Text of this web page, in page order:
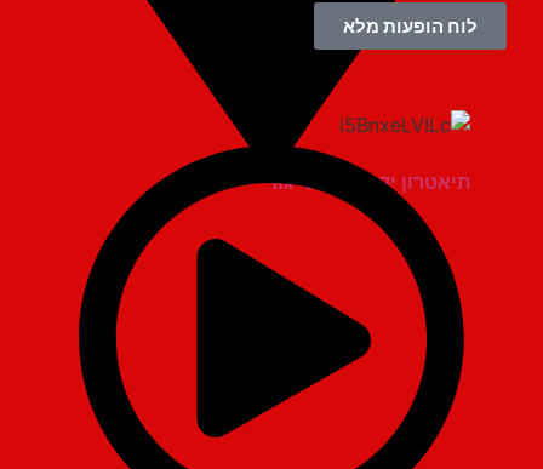
תיאטרון יד למגינים יגור
לוח הופעות מלא